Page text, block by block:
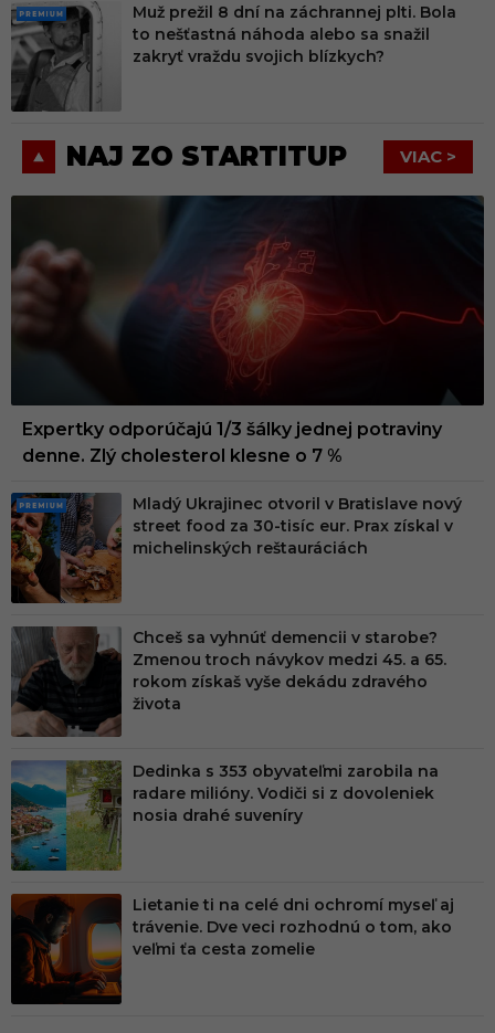
PRE
MIU
M
Muž prežil 8 dní na záchrannej plti. Bola
to nešťastná náhoda alebo sa snažil
zakryť vraždu svojich blízkych?
NAJ ZO STARTITUP VIAC >
Expertky odporúčajú 1/3 šálky jednej potraviny
denne. Zlý cholesterol klesne o 7 %
PRE
MIU
M
Mladý Ukrajinec otvoril v Bratislave nový
street food za 30-tisíc eur. Prax získal v
michelinských reštauráciách
Chceš sa vyhnúť demencii v starobe?
Zmenou troch návykov medzi 45. a 65.
rokom získaš vyše dekádu zdravého
života
Dedinka s 353 obyvateľmi zarobila na
radare milióny. Vodiči si z dovoleniek
nosia drahé suveníry
Lietanie ti na celé dni ochromí myseľ aj
trávenie. Dve veci rozhodnú o tom, ako
veľmi ťa cesta zomelie